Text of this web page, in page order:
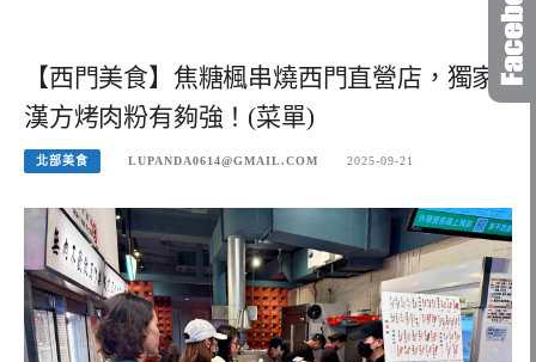
【西門美食】焦糖楓串燒西門直營店，獨家
漢方烤肉粉有夠強！(菜單)
北部美食 LUPANDA0614@GMAIL.COM 2025-09-21